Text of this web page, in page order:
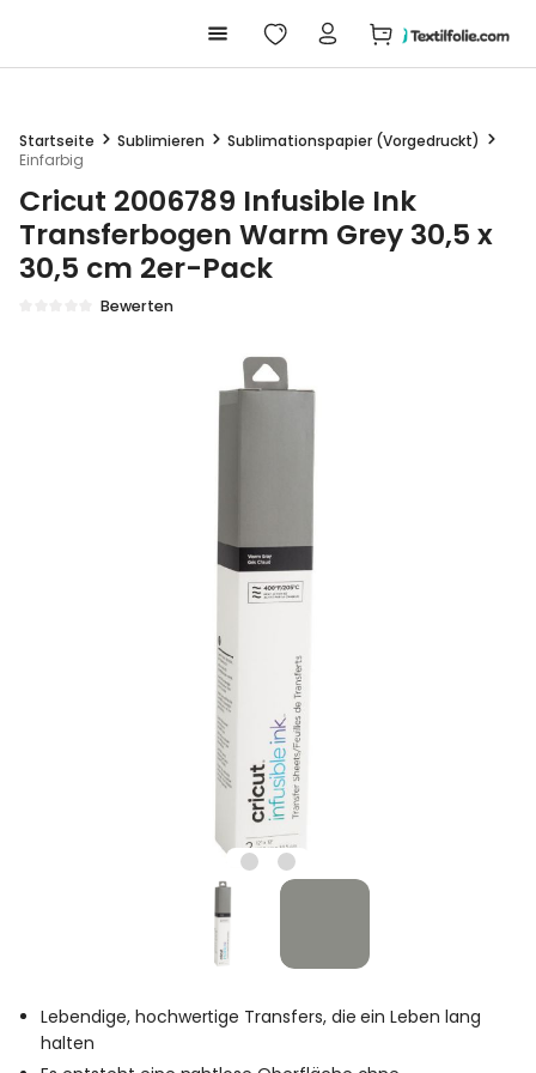
Startseite Sublimieren
Sublimationspapier (Vorgedruckt)
Einfarbig
Bewerten
Cricut 2006789 Infusible Ink
Transferbogen Warm Grey 30,5 x
30,5 cm 2er-Pack
Lebendige, hochwertige Transfers, die ein Leben lang
halten